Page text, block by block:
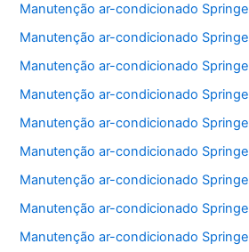
Manutenção ar-condicionado
Manutenção ar-condicionado
Manutenção ar-condicionado
Manutenção ar-condicionado
Manutenção ar-condicionado
Manutenção ar-condicionado
Manutenção ar-condicionado
Manutenção ar-condicionado
Manutenção ar-condicionado